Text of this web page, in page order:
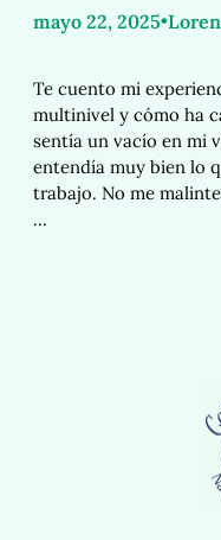
mayo 22, 2025•
Te cuento mi
multinivel y cómo ha
sentía un vacío en mi
entendía muy bien lo
trabajo. No me
…